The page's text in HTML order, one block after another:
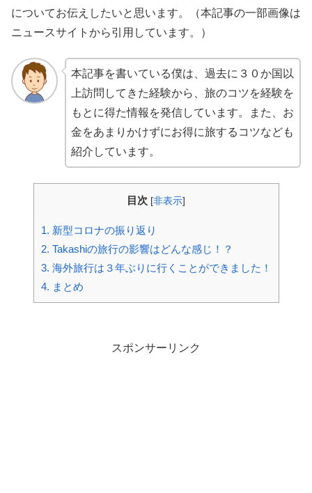
についてお伝えしたいと思います。（本記事の一部画像は
ニュースサイトから引用しています。）
本記事を書いている僕は、過去に３０か国以
上訪問してきた経験から、旅のコツを経験を
もとに得た情報を発信しています。また、お
金をあまりかけずにお得に旅するコツなども
紹介しています。
目次 [非表示]
1. 新型コロナの振り返り
2. Takashiの旅行の影響はどんな感じ！？
3. 海外旅行は３年ぶりに行くことができました！
4. まとめ
スポンサーリンク